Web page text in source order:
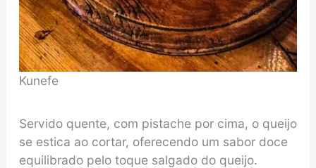
Kunefe
Servido quente, com pistache por cima, o queijo
se estica ao cortar, oferecendo um sabor doce
equilibrado pelo toque salgado do queijo.